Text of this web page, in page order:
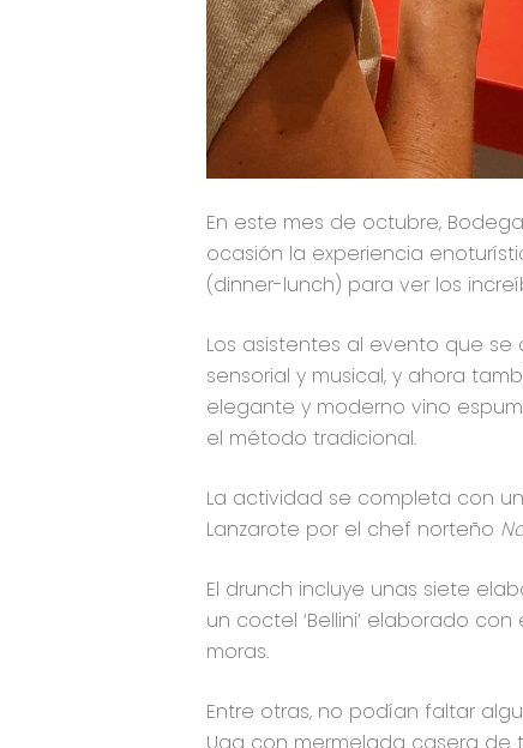
En este mes de octubre,
ocasión la experiencia
(dinner-lunch) para ver los
Los asistentes al evento que
sensorial y musical, y ahora
elegante y moderno vino
el método tradicional.
La actividad se completa con un
Lanzarote por el chef norteño
El drunch incluye unas siete
un coctel ‘Bellini’ elaborado
moras.
Entre otras, no podían faltar
Uga con mermelada casera de